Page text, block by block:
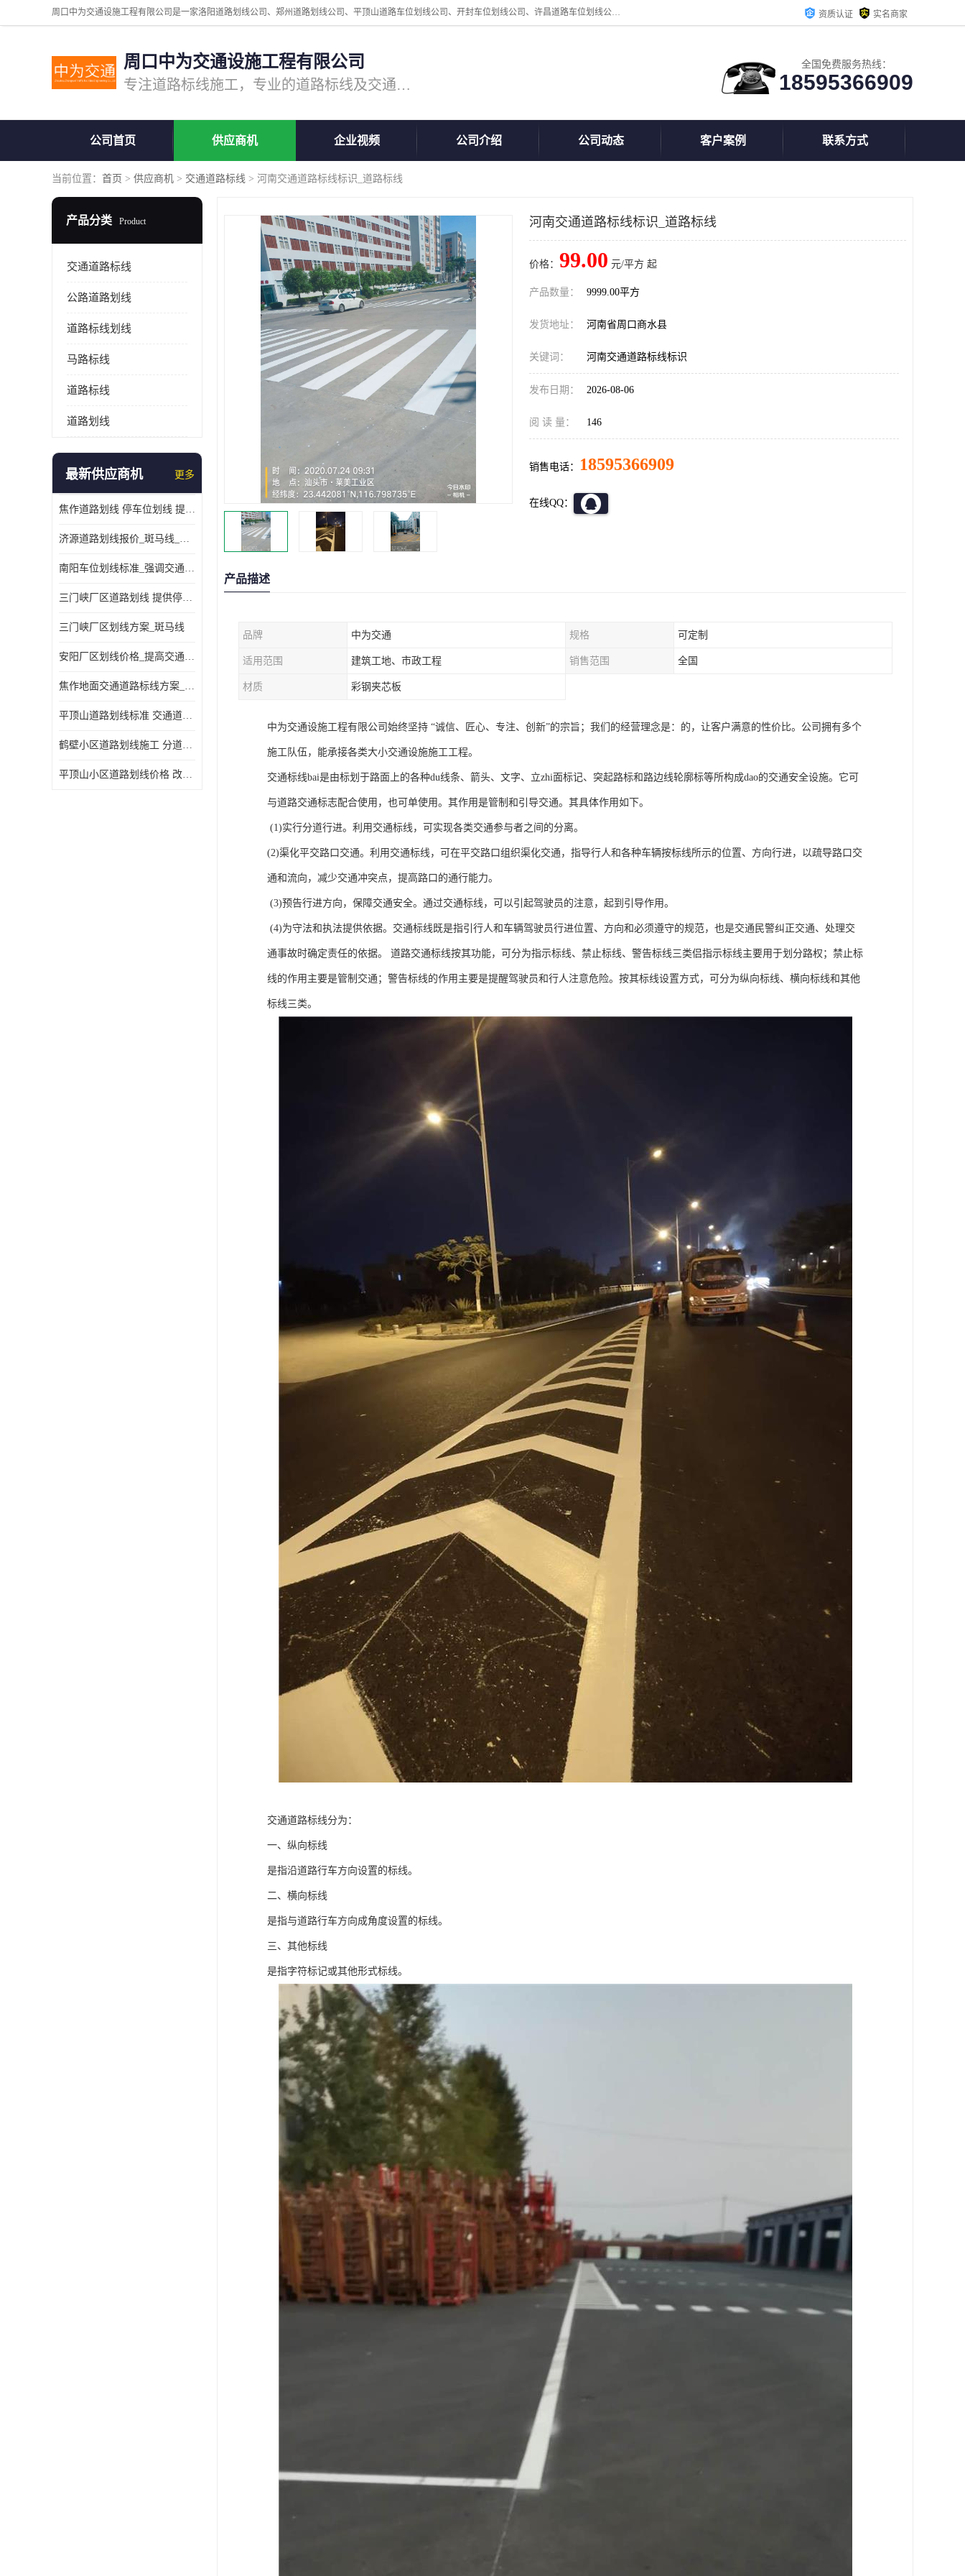
周口中为交通设施工程有限公司是一家洛阳道路划线公司、郑州道路划线公司、平顶山道路车位划线公司、开封车位划线公司、许昌道路车位划线公司、漯河道路车位划线公司，公司始终坚持“诚信、匠心、专注”的宗旨；我们的经营理念是：的服务。 资质认证 实名商家
周口中为交通设施工程有限公司
专注道路标线施工，专业的道路标线及交通设施施工服务商!
全国免费服务热线：
18595366909
公司首页 供应商机 企业视频 公司介绍 公司动态 客户案例 联系方式
当前位置： 首页 > 供应商机 > 交通道路标线 > 河南交通道路标线标识_道路标线
产品分类 Product
交通道路标线
公路道路划线
道路标线划线
马路标线
道路标线
道路划线
最新供应商机 更多
焦作道路划线 停车位划线 提供交通分流
济源道路划线报价_斑马线_提供紧急停车带
南阳车位划线标准_强调交通规则
三门峡厂区道路划线 提供停车指引
三门峡厂区划线方案_斑马线
安阳厂区划线价格_提高交通安全
焦作地面交通道路标线方案_强调交通规则
平顶山道路划线标准 交通道路标线 提供可变车道指示
鹤壁小区道路划线施工 分道线 改善交通效率
平顶山小区道路划线价格 改善交通效率
河南交通道路标线标识_道路标线
价格： 99.00 元/平方 起
产品数量： 9999.00平方
发货地址： 河南省周口商水县
关键词： 河南交通道路标线标识
发布日期： 2026-08-06
阅 读 量： 146
销售电话： 18595366909
在线QQ：
产品描述
品牌 中为交通 规格 可定制
适用范围 建筑工地、市政工程 销售范围 全国
材质 彩钢夹芯板
中为交通设施工程有限公司始终坚持 “诚信、匠心、专注、创新”的宗旨；我们的经营理念是：的，让客户满意的性价比。公司拥有多个
施工队伍，能承接各类大小交通设施施工工程。
交通标线bai是由标划于路面上的各种du线条、箭头、文字、立zhi面标记、突起路标和路边线轮廓标等所构成dao的交通安全设施。它可
与道路交通标志配合使用，也可单使用。其作用是管制和引导交通。其具体作用如下。
(1)实行分道行进。利用交通标线，可实现各类交通参与者之间的分离。
(2)渠化平交路口交通。利用交通标线，可在平交路口组织渠化交通，指导行人和各种车辆按标线所示的位置、方向行进，以疏导路口交
通和流向，减少交通冲突点，提高路口的通行能力。
(3)预告行进方向，保障交通安全。通过交通标线，可以引起驾驶员的注意，起到引导作用。
(4)为守法和执法提供依据。交通标线既是指引行人和车辆驾驶员行进位置、方向和必须遵守的规范，也是交通民警纠正交通、处理交
通事故时确定责任的依据。 道路交通标线按其功能，可分为指示标线、禁止标线、警告标线三类侣指示标线主要用于划分路权；禁止标
线的作用主要是管制交通；警告标线的作用主要是提醒驾驶员和行人注意危险。按其标线设置方式，可分为纵向标线、横向标线和其他
标线三类。
交通道路标线分为：
一、纵向标线
是指沿道路行车方向设置的标线。
二、横向标线
是指与道路行车方向成角度设置的标线。
三、其他标线
是指字符标记或其他形式标线。